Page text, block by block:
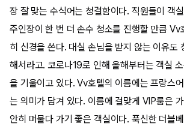
장 잘 맞는 수식어는 청결함이다. 직원들이 객
주인장이 한 번 더 손수 청소를 진행할 만큼 Vv
히 신경을 쓴다. 대실 손님을 받지 않는 이유도
해서라고. 코로나19로 인해 올해부터는 객실
을 기울이고 있다. Vv호텔의 이름에는 프랑스어
는 의미가 담겨 있다. 이름에 걸맞게 VIP룸은
안히 머물다 가기 좋은 객실이다. 푹신한 더블